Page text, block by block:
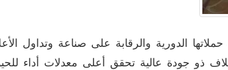
الدورية والرقابة على صناعة وتداول
ذو جودة عالية تحقق أعلى معدلات أداء